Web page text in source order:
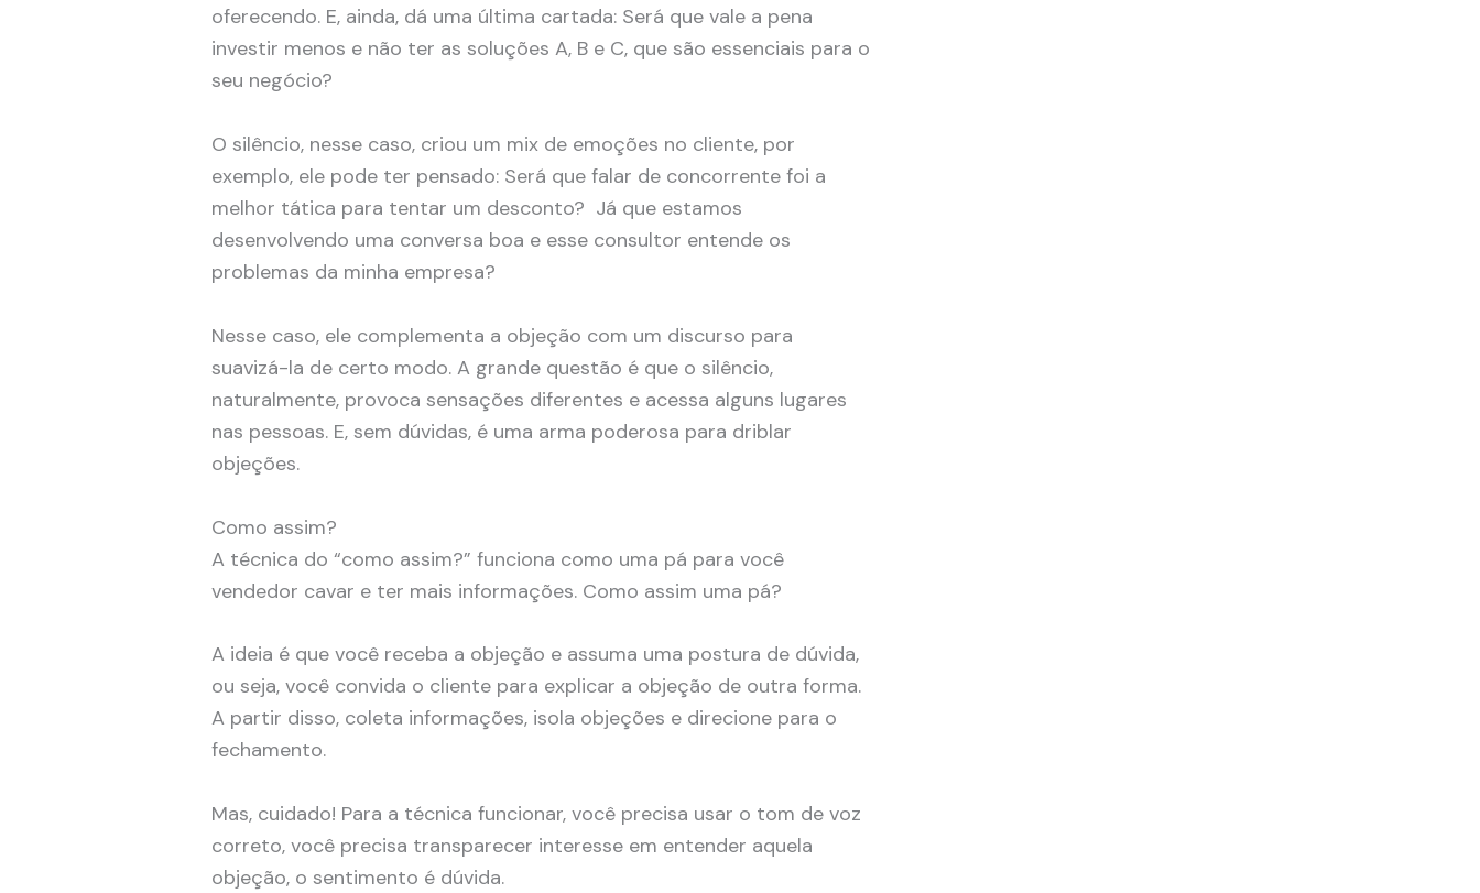
oferecendo. E, ainda, dá uma última cartada: Será que vale a pena
investir menos e não ter as soluções A, B e C, que são essenciais para o
seu negócio?
O silêncio, nesse caso, criou um mix de emoções no cliente, por
exemplo, ele pode ter pensado: Será que falar de concorrente foi a
melhor tática para tentar um desconto? Já que estamos
desenvolvendo uma conversa boa e esse consultor entende os
problemas da minha empresa?
Nesse caso, ele complementa a objeção com um discurso para
suavizá-la de certo modo. A grande questão é que o silêncio,
naturalmente, provoca sensações diferentes e acessa alguns lugares
nas pessoas. E, sem dúvidas, é uma arma poderosa para driblar
objeções.
Como assim?
A técnica do “como assim?” funciona como uma pá para você
vendedor cavar e ter mais informações. Como assim uma pá?
A ideia é que você receba a objeção e assuma uma postura de dúvida,
ou seja, você convida o cliente para explicar a objeção de outra forma.
A partir disso, coleta informações, isola objeções e direcione para o
fechamento.
Mas, cuidado! Para a técnica funcionar, você precisa usar o tom de voz
correto, você precisa transparecer interesse em entender aquela
objeção, o sentimento é dúvida.